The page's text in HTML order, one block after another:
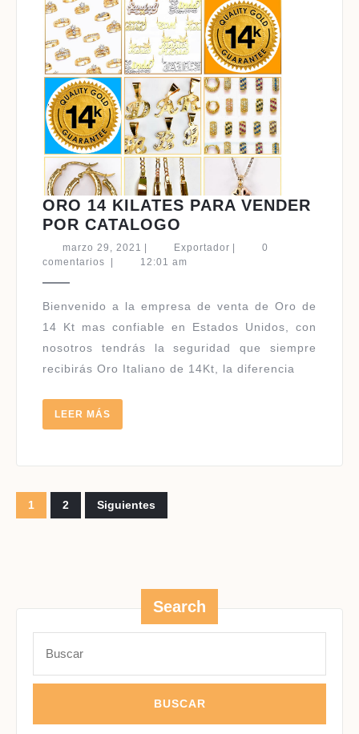
ORO 14 KILATES PARA VENDER
POR CATALOGO
14
KILATES
VENDER
POR
marzo 29, 2021 marzo
29,
ExportadorExportador
0
comentarios
12:01 am
Bienvenido a la empresa de venta de Oro de
14 Kt mas confiable en Estados Unidos, con
nosotros tendrás la seguridad que siempre
recibirás Oro Italiano de 14Kt, la diferencia
LEER MÁS
MÁS
Paginación
de
1 2 Siguientes
Search